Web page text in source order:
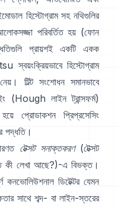
হিস্টোগ্রাম সহ নথিগুলির
পরিবর্তিত হয় (ফোন
প্রায়শই একটি একক
স্বয়ংক্রিয়ভাবে হিস্টোগ্রাম
টিল্ট সংশোধন সমানভাবে
(Hough লাইন ট্রান্সফর্ম)
প্রোডাকশন প্রিপ্রসেসিং
পদ্ধতি।
টেক্সট সনাক্তকরণ(টেক্সট
লেখা আছে?)-এ বিভক্ত।
ডিটেক্টর যেমন
সাথে শব্দ- বা লাইন-স্তরের